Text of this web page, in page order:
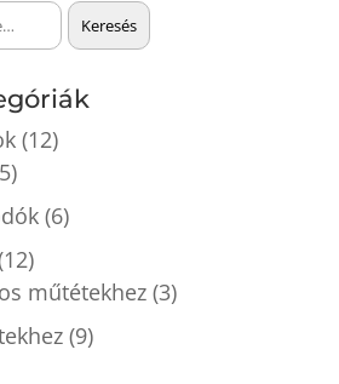
Keresés
(12)
(6)
műtétekhez (3)
(9)